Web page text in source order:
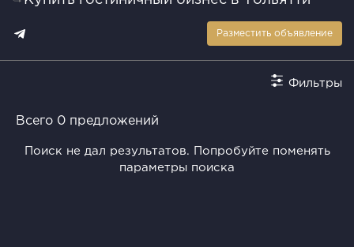
Разместить объявление
Фильтры
Всего 0 предложений
Поиск не дал результатов. Попробуйте поменять
параметры поиска